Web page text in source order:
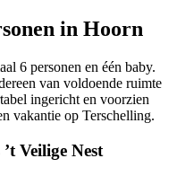
in Hoorn
6 personen en één baby.
van voldoende ruimte
ingericht en voorzien
vakantie op Terschelling.
Veilige Nest